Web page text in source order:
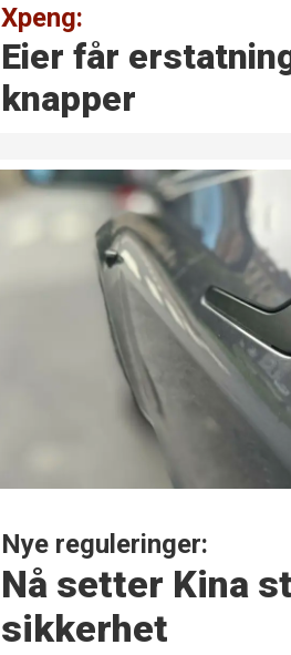
Xpeng:
Eier får
knapper
Nye reguleringer:
Nå setter Kina
sikkerhet